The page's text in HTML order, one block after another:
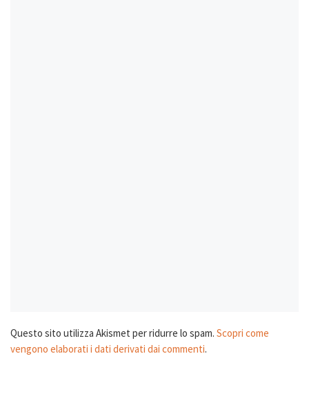
Questo sito utilizza Akismet per ridurre lo spam. Scopri come
vengono elaborati i dati derivati dai commenti.